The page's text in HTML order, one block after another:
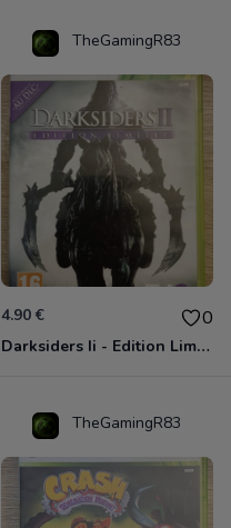
TheGamingR83
4.90 € 0
Darksiders Ii - Edition Limitée Xbox 360
TheGamingR83